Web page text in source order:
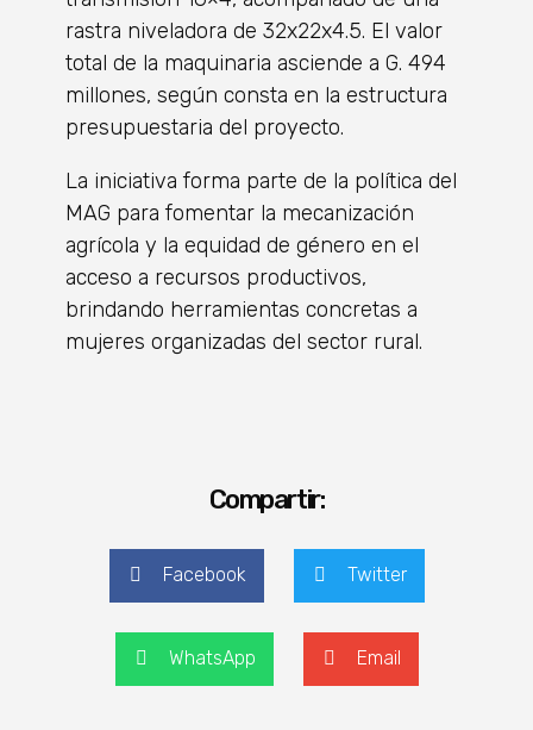
rastra niveladora de 32x22x4.5. El valor
total de la maquinaria asciende a G. 494
millones, según consta en la estructura
presupuestaria del proyecto.
La iniciativa forma parte de la política del
MAG para fomentar la mecanización
agrícola y la equidad de género en el
acceso a recursos productivos,
brindando herramientas concretas a
mujeres organizadas del sector rural.
Compartir:
Facebook Twitter
WhatsApp Email